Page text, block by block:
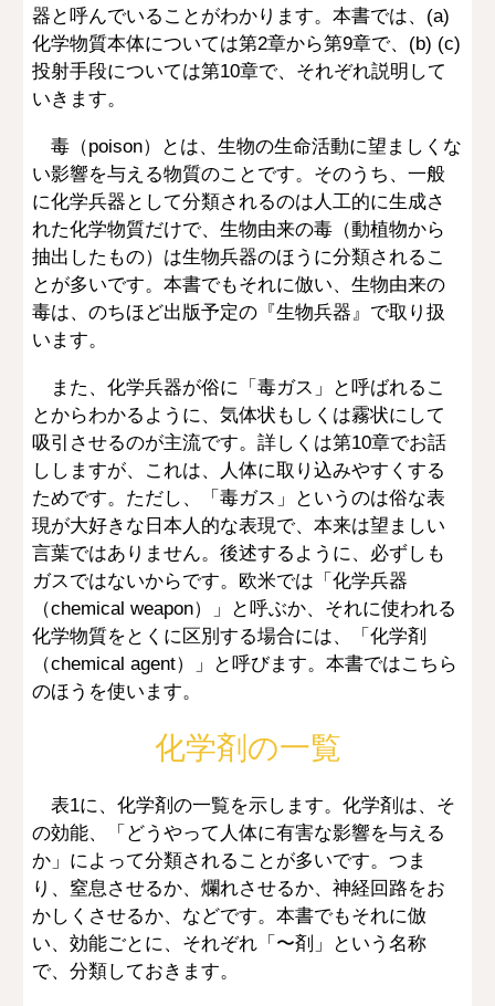
器と呼んでいることがわかります。本書では、(a)
化学物質本体については第2章から第9章で、(b) (c)
投射手段については第10章で、それぞれ説明して
いきます。
毒（poison）とは、生物の生命活動に望ましくな
い影響を与える物質のことです。そのうち、一般
に化学兵器として分類されるのは人工的に生成さ
れた化学物質だけで、生物由来の毒（動植物から
抽出したもの）は生物兵器のほうに分類されるこ
とが多いです。本書でもそれに倣い、生物由来の
毒は、のちほど出版予定の『生物兵器』で取り扱
います。
また、化学兵器が俗に「毒ガス」と呼ばれるこ
とからわかるように、気体状もしくは霧状にして
吸引させるのが主流です。詳しくは第10章でお話
ししますが、これは、人体に取り込みやすくする
ためです。ただし、「毒ガス」というのは俗な表
現が大好きな日本人的な表現で、本来は望ましい
言葉ではありません。後述するように、必ずしも
ガスではないからです。欧米では「化学兵器
（chemical weapon）」と呼ぶか、それに使われる
化学物質をとくに区別する場合には、「化学剤
（chemical agent）」と呼びます。本書ではこちら
のほうを使います。
化学剤の一覧
表1に、化学剤の一覧を示します。化学剤は、そ
の効能、「どうやって人体に有害な影響を与える
か」によって分類されることが多いです。つま
り、窒息させるか、爛れさせるか、神経回路をお
かしくさせるか、などです。本書でもそれに倣
い、効能ごとに、それぞれ「〜剤」という名称
で、分類しておきます。